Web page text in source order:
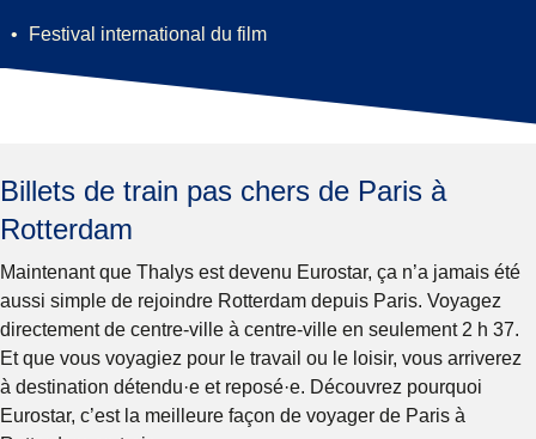
Festival international du film
Billets de train pas chers de Paris à
Rotterdam
Maintenant que Thalys est devenu Eurostar, ça n’a jamais été
aussi simple de rejoindre Rotterdam depuis Paris. Voyagez
directement de centre-ville à centre-ville en seulement 2 h 37.
Et que vous voyagiez pour le travail ou le loisir, vous arriverez
à destination détendu·e et reposé·e. Découvrez pourquoi
Eurostar, c’est la meilleure façon de voyager de Paris à